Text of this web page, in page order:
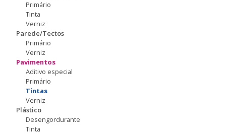
Primário
Tinta
Verniz
Parede/Tectos
Primário
Verniz
Pavimentos
Aditivo especial
Primário
Tintas
Verniz
Plástico
Desengordurante
Tinta